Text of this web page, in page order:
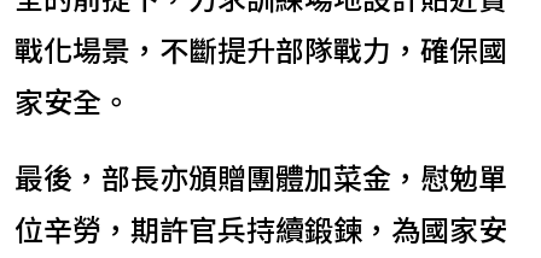
戰化場景，不斷提升部隊戰力，確保國
家安全。
最後，部長亦頒贈團體加菜金，慰勉單
位辛勞，期許官兵持續鍛鍊，為國家安